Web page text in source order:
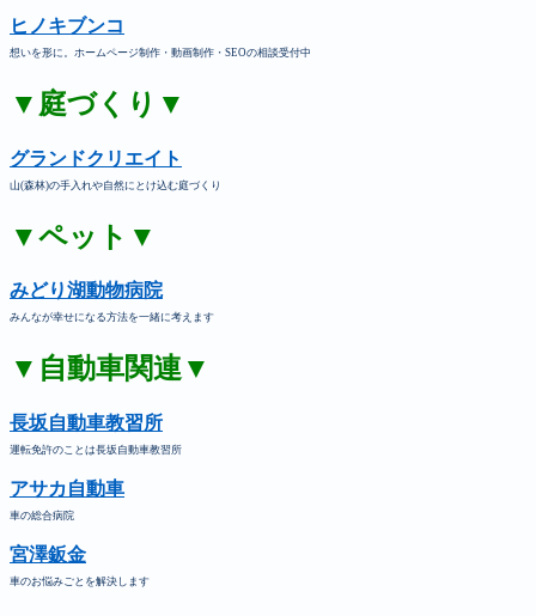
ヒノキブンコ
想いを形に。ホームページ制作・動画制作・SEOの相談受付中
▼庭づくり▼
グランドクリエイト
山(森林)の手入れや自然にとけ込む庭づくり
▼ペット▼
みどり湖動物病院
みんなが幸せになる方法を一緒に考えます
▼自動車関連▼
長坂自動車教習所
運転免許のことは長坂自動車教習所
アサカ自動車
車の総合病院
宮澤鈑金
車のお悩みごとを解決します